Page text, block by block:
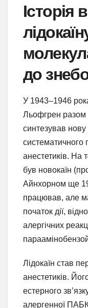
Історія
до
У 1943–1946
Льофгрен разом
синтезував нову
систематичного
анестетиків. На
був новокаїн
Айнхорном ще
працював, але
початок дії,
алергічних
Лідокаїн став
анестетиків.
естерного
алергенної